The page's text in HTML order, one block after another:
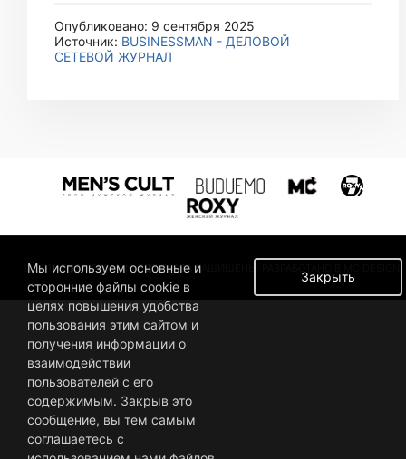
Опубликовано: 9 сентября 2025
Источник: BUSINESSMAN - ДЕЛОВОЙ
СЕТЕВОЙ ЖУРНАЛ
© 2019 BUSINESSMAN. ВСЕ ПРАВА ЗАЩИЩЕНЫ. РАЗРАБОТАНО В MC DESIGN.
Закрыть
Мы используем основные и
сторонние файлы cookie в
целях повышения удобства
пользования этим сайтом и
получения информации о
взаимодействии
пользователей с его
содержимым. Закрыв это
сообщение, вы тем самым
соглашаетесь с